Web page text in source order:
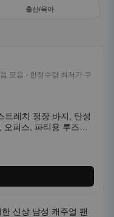
출산/육아
모음 - 한정수량 최저가 쿠
트레치 정장 바지, 탄성
피스, 파티용 루즈핏
능한 캐주얼 정장 의
신상 남성 캐주얼 팬